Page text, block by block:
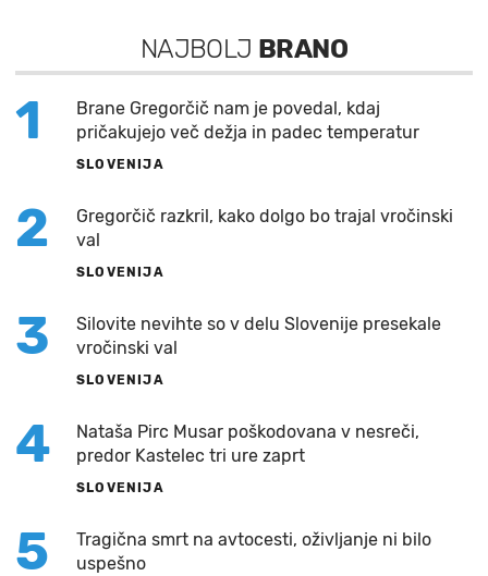
NAJBOLJ BRANO
1
Brane Gregorčič nam je povedal, kdaj
pričakujejo več dežja in padec temperatur
SLOVENIJA
2
Gregorčič razkril, kako dolgo bo trajal vročinski
val
SLOVENIJA
3
Silovite nevihte so v delu Slovenije presekale
vročinski val
SLOVENIJA
4
Nataša Pirc Musar poškodovana v nesreči,
predor Kastelec tri ure zaprt
SLOVENIJA
5
Tragična smrt na avtocesti, oživljanje ni bilo
uspešno